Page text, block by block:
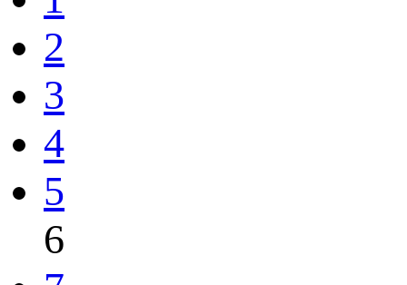
2
3
4
5
6